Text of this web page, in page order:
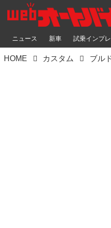
ニュース 新車 試乗インプレ
HOME カスタム